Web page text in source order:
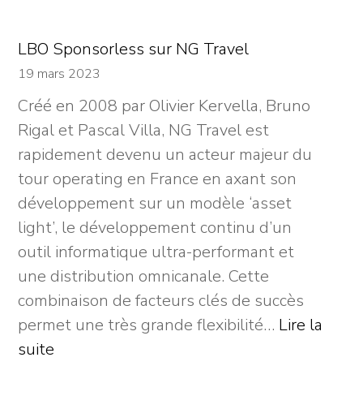
donne
moyens
de
son
développement
avec
Sparring
Capital
LBO Sponsorless sur NG Travel
19 mars 2023
Créé en 2008 par Olivier Kervella, Bruno
Rigal et Pascal Villa, NG Travel est
rapidement devenu un acteur majeur du
tour operating en France en axant son
développement sur un modèle ‘asset
light’, le développement continu d’un
outil informatique ultra-performant et
une distribution omnicanale. Cette
combinaison de facteurs clés de succès
permet une très grande flexibilité… Lire la
suite